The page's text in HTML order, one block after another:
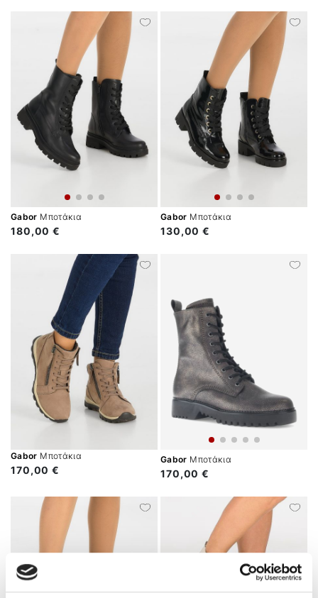
Gabor Μποτάκια
180,00 €
Gabor Μποτάκια
130,00 €
Gabor Μποτάκια
170,00 €
Gabor Μποτάκια
170,00 €